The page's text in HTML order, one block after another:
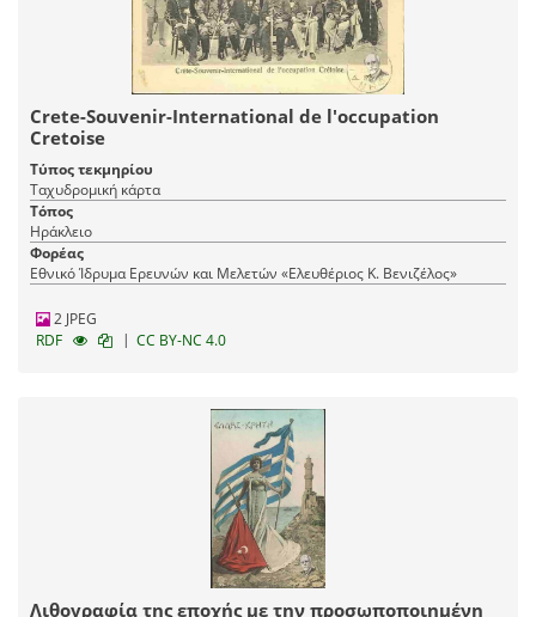
Crete-Souvenir-International de l'occupation
Cretoise
Τύπος τεκμηρίου
Ταχυδρομική κάρτα
Τόπος
Ηράκλειο
Φορέας
Εθνικό Ίδρυμα Ερευνών και Μελετών «Ελευθέριος Κ. Βενιζέλος»
2 JPEG
RDF
| CC BY-NC 4.0
Λιθογραφία της εποχής με την προσωποποιημένη